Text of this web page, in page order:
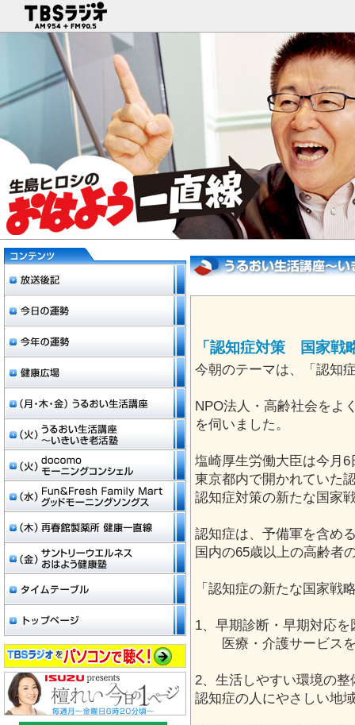
「認知症対策 国家戦
今朝のテーマは、「認知
NPO法人・高齢社会をよ
を伺いました。
塩崎厚生労働大臣は今月6
東京都内で開かれていた
認知症対策の新たな国家
認知症は、予備軍を含め
国内の65歳以上の高齢者
「認知症の新たな国家戦
1、早期診断・早期対応を
医療・介護サービスを
2、生活しやすい環境の
認知症の人にやさしい地